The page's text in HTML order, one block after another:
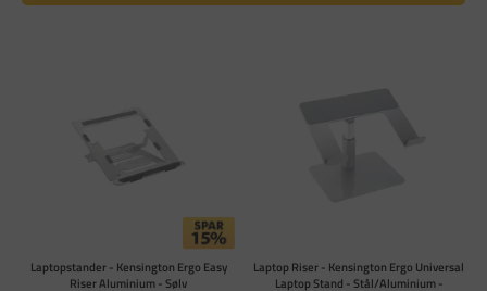
Laptopstander - Kensington Ergo Easy
Riser Aluminium - Sølv
Laptop Riser - Kensington Ergo Universal
Laptop Stand - Stål/Aluminium -